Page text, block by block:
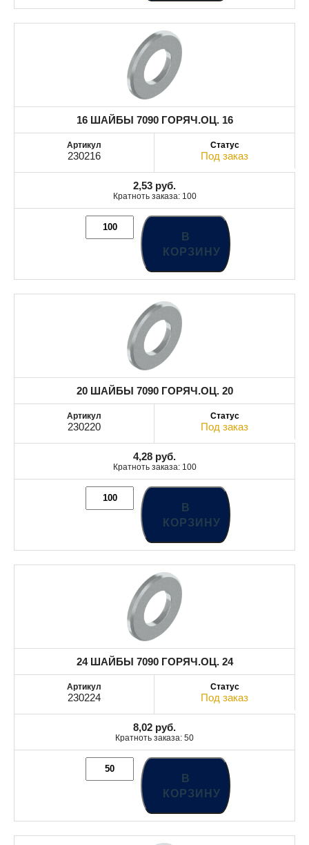
16 ШАЙБЫ 7090 ГОРЯЧ.ОЦ. 16
230216 Под заказ
2,53 руб.
Кратноть заказа: 100
В
КОРЗИНУ
20 ШАЙБЫ 7090 ГОРЯЧ.ОЦ. 20
230220 Под заказ
4,28 руб.
Кратноть заказа: 100
В
КОРЗИНУ
24 ШАЙБЫ 7090 ГОРЯЧ.ОЦ. 24
230224 Под заказ
8,02 руб.
Кратноть заказа: 50
В
КОРЗИНУ